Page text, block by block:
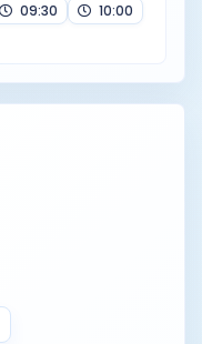
09:30
10:00